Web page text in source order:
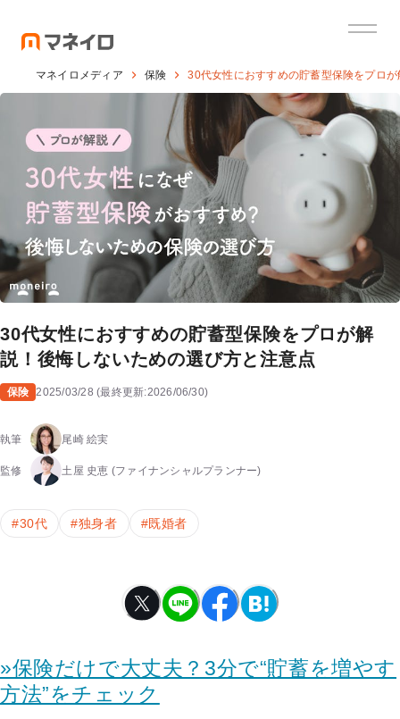
マネイロメディア 保険 30代女性におすすめの貯蓄型保険をプロ
30代女性におすすめの貯蓄型保険をプロが解
説！後悔しないための選び方と注意点
保険 2025/03/28 (最終更新:2026/06/30)
執筆 尾崎 絵実
監修 土屋 史恵 (ファイナンシャルプランナー)
#30代 #独身者 #既婚者
»保険だけで大丈夫？3分で“貯蓄を増やす
方法”をチェック